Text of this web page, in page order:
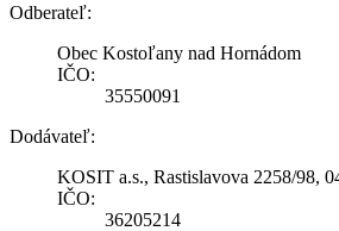
Odberateľ:
Obec Kostoľany nad Hornádom
IČO:
35550091
Dodávateľ:
KOSIT a.s., Rastislavova 2258/98,
IČO:
36205214